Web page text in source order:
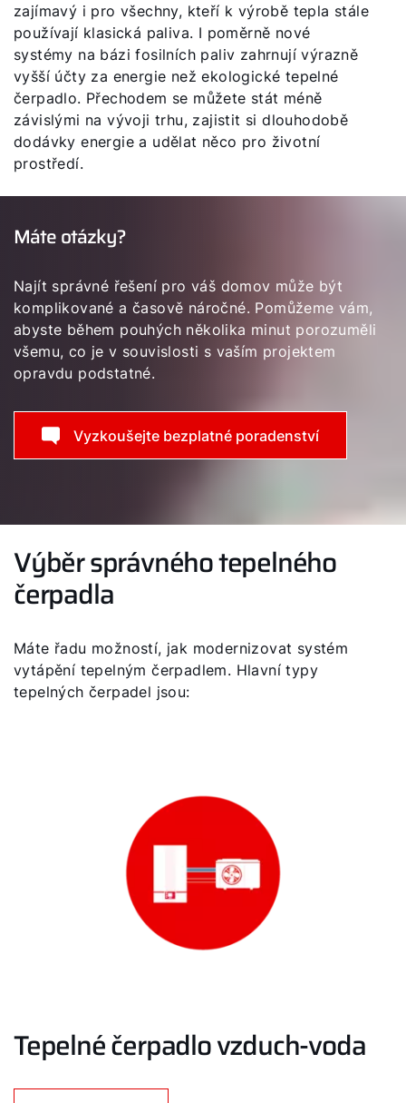
zajímavý i pro všechny, kteří k výrobě tepla stále
používají klasická paliva. I poměrně nové
systémy na bázi fosilních paliv zahrnují výrazně
vyšší účty za energie než ekologické tepelné
čerpadlo. Přechodem se můžete stát méně
závislými na vývoji trhu, zajistit si dlouhodobě
dodávky energie a udělat něco pro životní
prostředí.
Máte otázky?
Najít správné řešení pro váš domov může být
komplikované a časově náročné. Pomůžeme vám,
abyste během pouhých několika minut porozuměli
všemu, co je v souvislosti s vaším projektem
opravdu podstatné.
Vyzkoušejte bezplatné poradenství
Výběr správného tepelného
čerpadla
Máte řadu možností, jak modernizovat systém
vytápění tepelným čerpadlem. Hlavní typy
tepelných čerpadel jsou:
Tepelné čerpadlo vzduch-voda